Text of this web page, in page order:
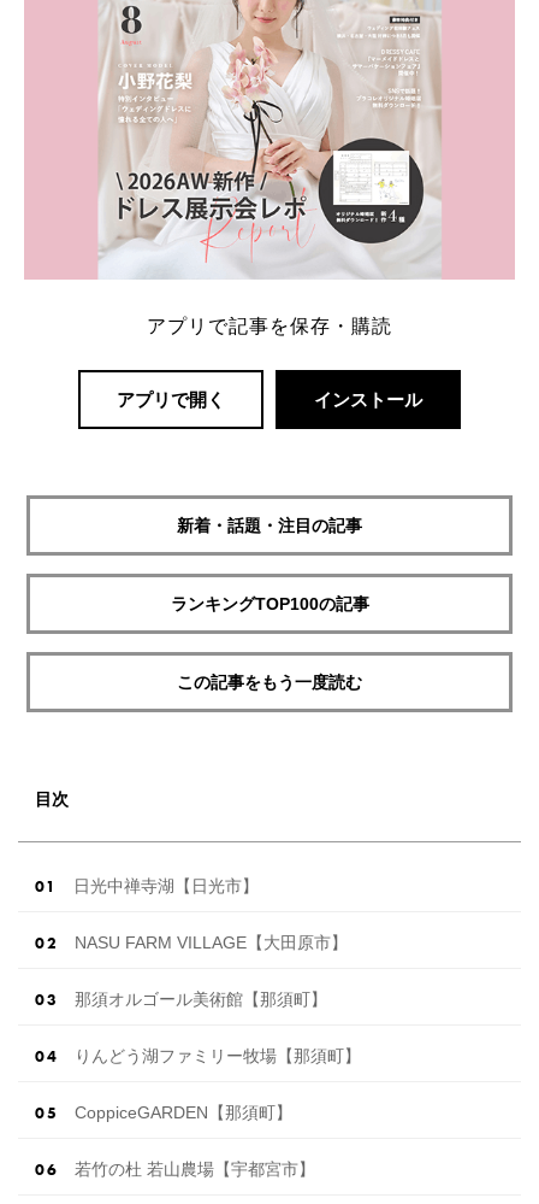
アプリで記事を保存・購読
アプリで開く インストール
新着・話題・注目の記事
ランキングTOP100の記事
この記事をもう一度読む
目次
日光中禅寺湖【日光市】
NASU FARM VILLAGE【大田原市】
那須オルゴール美術館【那須町】
りんどう湖ファミリー牧場【那須町】
CoppiceGARDEN【那須町】
若竹の杜 若山農場【宇都宮市】